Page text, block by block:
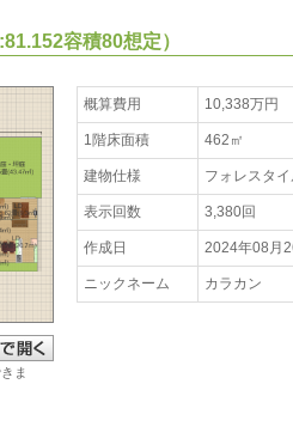
容積80想定）
概算費用 10,338万円
1階床面積 462㎡
建物仕様 フォレスタ
表示回数 3,380回
作成日 2024年08月
ニックネーム カラカン
ま